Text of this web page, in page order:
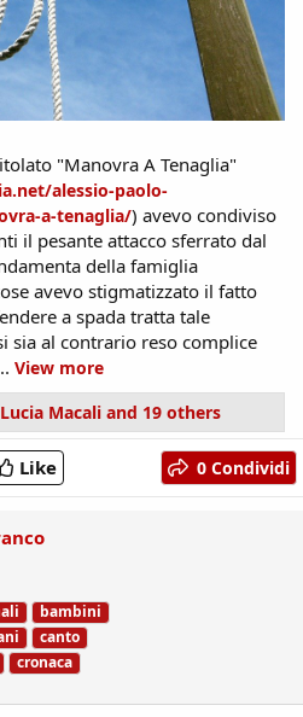
"Manovra A Tenaglia"
alessio-paolo-
a-tenaglia/) avevo condiviso
il pesante attacco sferrato dal
della famiglia
avevo stigmatizzato il fatto
a spada tratta tale
sia al contrario reso complice
View more
Lucia Macali and 19 others
Like 0 Condividi
bambini
canto
cronaca